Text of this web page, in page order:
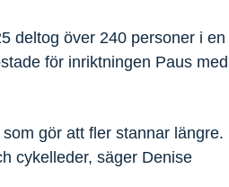
deltog över 240 personer i en
för inriktningen Paus med
gör att fler stannar längre.
cykelleder, säger Denise